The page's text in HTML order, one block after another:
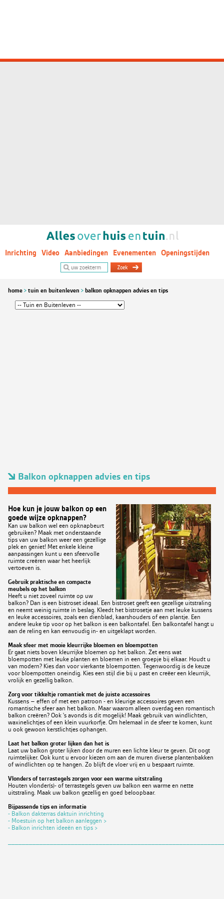
Inrichting Video Aanbiedingen Evenementen Openingstijden
home tuin en buitenleven balkon opknappen advies en tips
Balkon opknappen advies en tips
Hoe kun je jouw balkon op een
goede wijze opknappen?
Kan uw balkon wel een opknapbeurt
gebruiken? Maak met onderstaande
tips van uw balkon weer een gezellige
plek en geniet! Met enkele kleine
aanpassingen kunt u een sfeervolle
ruimte creëren waar het heerlijk
vertoeven is.
Gebruik praktische en compacte
meubels op het balkon
Heeft u niet zoveel ruimte op uw
balkon? Dan is een bistroset ideaal. Een bistroset geeft een gezellige uitstraling
en neemt weinig ruimte in beslag. Kleedt het bistrosetje aan met leuke kussens
en leuke accessoires, zoals een dienblad, kaarshouders of een plantje. Een
andere leuke tip voor op het balkon is een balkontafel. Een balkontafel hangt u
aan de reling en kan eenvoudig in- en uitgeklapt worden.
Maak sfeer met mooie kleurrijke bloemen en bloempotten
Er gaat niets boven kleurrijke bloemen op het balkon. Zet eens wat
bloempotten met leuke planten en bloemen in een groepje bij elkaar. Houdt u
van modern? Kies dan voor vierkante bloempotten. Tegenwoordig is de keuze
voor bloempotten oneindig. Kies een stijl die bij u past en creëer een kleurrijk,
vrolijk en gezellig balkon.
Zorg voor tikkeltje romantiek met de juiste accessoires
Kussens – effen of met een patroon - en kleurige accessoires geven een
romantische sfeer aan het balkon. Maar waarom alleen overdag een romantisch
balkon creëren? Ook 's avonds is dit mogelijk! Maak gebruik van windlichten,
waxinelichtjes of een klein vuurkorfje. Om helemaal in de sfeer te komen, kunt
u ook gewoon kerstlichtjes ophangen.
Laat het balkon groter lijken dan het is
Laat uw balkon groter lijken door de muren een lichte kleur te geven. Dit oogt
ruimtelijker. Ook kunt u ervoor kiezen om aan de muren diverse plantenbakken
of windlichten op te hangen. Zo blijft de vloer vrij en u bespaart ruimte.
Vlonders of terrastegels zorgen voor een warme uitstraling
Houten vlonder(s)- of terrastegels geven uw balkon een warme en nette
uitstraling. Maak uw balkon gezellig en goed beloopbaar.
Bijpassende tips en informatie
- Balkon dakterras daktuin inrichting
- Moestuin op het balkon aanleggen >
- Balkon inrichten ideeën en tips >